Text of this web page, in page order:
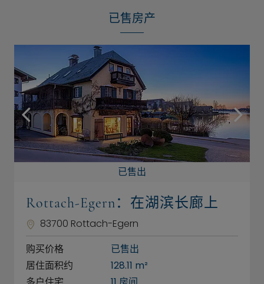
已售房产
已售出
Rottach-Egern：在湖滨长廊上
83700 Rottach-Egern
购买价格
已售出
居住面积约
128.11 m²